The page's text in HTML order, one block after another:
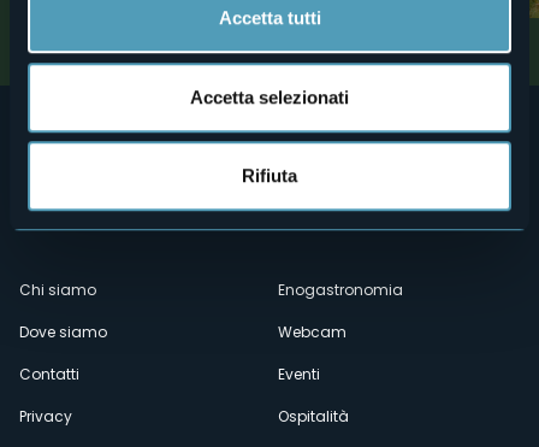
Accetta tutti
Accetta selezionati
Rifiuta
Menù
secondario
Chi siamo
Dove siamo
Contatti
Privacy
Enogastronomia
Webcam
Eventi
Ospitalità